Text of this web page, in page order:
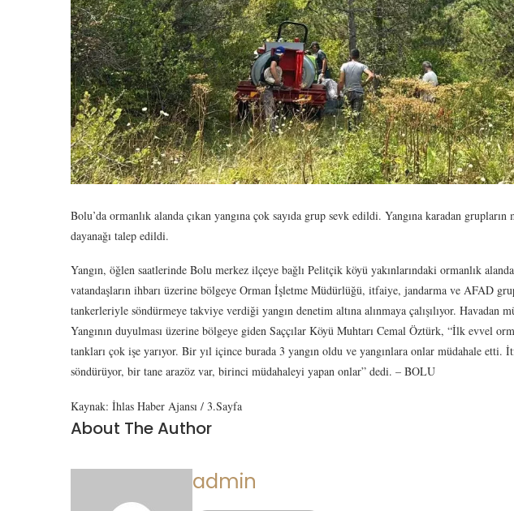
Bolu’da ormanlık alanda çıkan yangına çok sayıda grup sevk edildi. Yangına karadan
dayanağı talep edildi.
Yangın, öğlen saatlerinde Bolu merkez ilçeye bağlı Pelitçik köyü yakınlarındaki ormanlık
vatandaşların ihbarı üzerine bölgeye Orman İşletme Müdürlüğü, itfaiye, jandarma ve AFAD
tankerleriyle söndürmeye takviye verdiği yangın denetim altına alınmaya çalışılıyor. Havadan
Yangının duyulması üzerine bölgeye giden Saççılar Köyü Muhtarı Cemal Öztürk, “İlk evvel
tankları çok işe yarıyor. Bir yıl içince burada 3 yangın oldu ve yangınlara onlar müdahale
söndürüyor, bir tane arazöz var, birinci müdahaleyi yapan onlar” dedi. – BOLU
Kaynak: İhlas Haber Ajansı / 3.Sayfa
About The Author
admin